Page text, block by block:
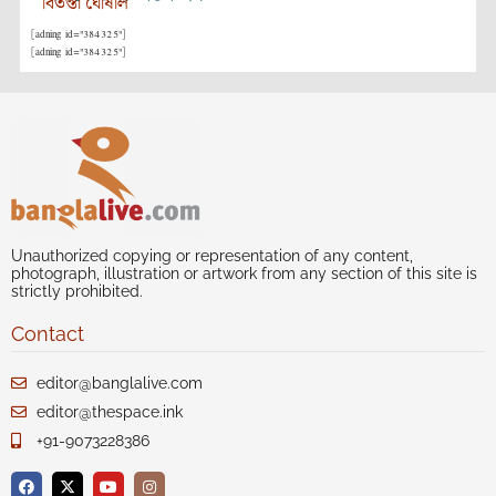
[adning id="384325"]
[adning id="384325"]
Unauthorized copying or representation of any content,
photograph, illustration or artwork from any section of this site is
strictly prohibited.
Contact
editor@banglalive.com
editor@thespace.ink
+91-9073228386